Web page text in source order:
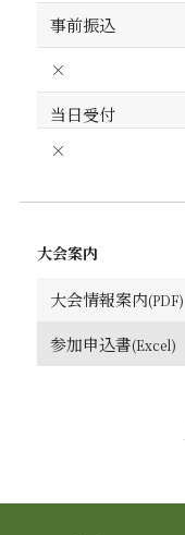
事前振込
×
当日受付
×
大会案内
大会情報案内
参加申込書